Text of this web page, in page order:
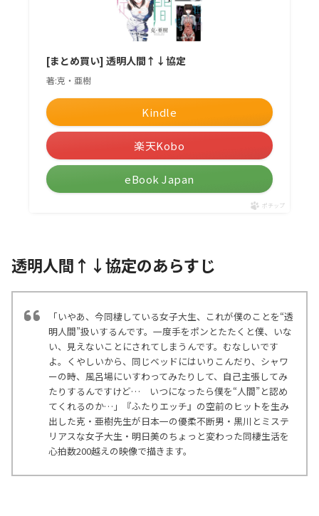
[まとめ買い] 透明人間↑↓協定
著:克・亜樹
Kindle
楽天Kobo
eBook Japan
ポチップ
透明人間↑↓協定のあらすじ
「いやあ、今同棲している女子大生、これが僕のことを“透
明人間”扱いするんです。一度手をポンとたたくと僕、いな
い、見えないことにされてしまうんです。むなしいです
よ。くやしいから、同じベッドにはいりこんだり、シャワ
ーの時、風呂場にいすわってみたりして、自己主張してみ
たりするんですけど… いつになったら僕を“人間”と認め
てくれるのか…」『ふたりエッチ』の空前のヒットを生み
出した克・亜樹先生が日本一の優柔不断男・黒川とミステ
リアスな女子大生・明日美のちょっと変わった同棲生活を
心拍数200越えの映像で描きます。